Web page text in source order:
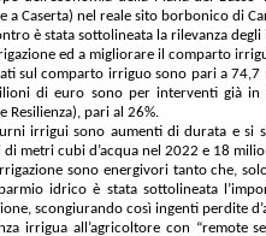
a Caserta) nel reale sito borbonico di
è stata sottolineata la rilevanza
ed a migliorare il comparto
sul comparto irriguo sono pari a
di euro sono per interventi già in
Resilienza), pari al 26%.
irrigui sono aumenti di durata e si
metri cubi d’acqua nel 2022 e 18
sono energivori tanto che,
idrico è stata sottolineata
scongiurando così ingenti perdite
irrigua all’agricoltore con